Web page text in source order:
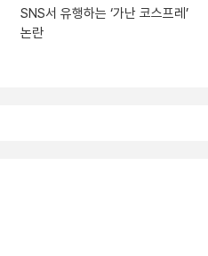
SNS서 유행하는 ‘가난 코스프레’
논란